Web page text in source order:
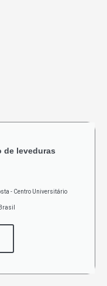
de leveduras
- Centro Universitário